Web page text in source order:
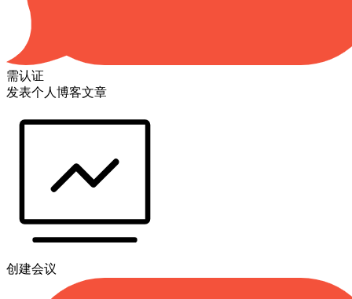
需认证
发表个人博客文章
创建会议